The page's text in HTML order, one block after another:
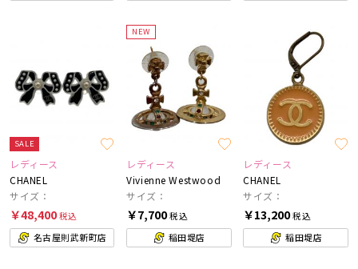
SALE
レディース
CHANEL
サイズ：
￥48,400税込
名古屋則武新町店
NEW
レディース
Vivienne Westwood
サイズ：
￥7,700税込
稲田堤店
レディース
CHANEL
サイズ：
￥13,200税込
稲田堤店